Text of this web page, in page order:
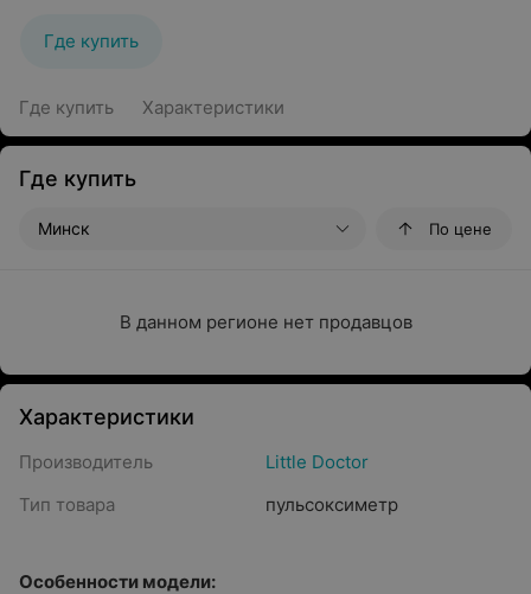
Где купить
Где купить Характеристики
Где купить
Минск По цене
В данном регионе нет продавцов
Характеристики
Производитель
Little Doctor
Тип товара
пульсоксиметр
Особенности модели: